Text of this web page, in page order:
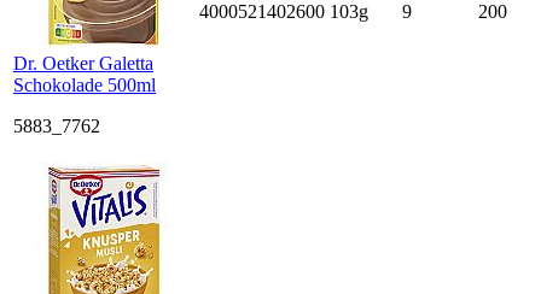
Dr. Oetker Galetta
Schokolade 500ml
5883_7762
4000521402600 103g 9 200